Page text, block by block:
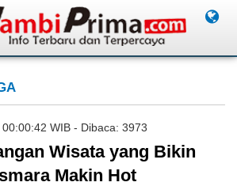
WIB - Dibaca: 3973
Wisata yang Bikin
Makin Hot